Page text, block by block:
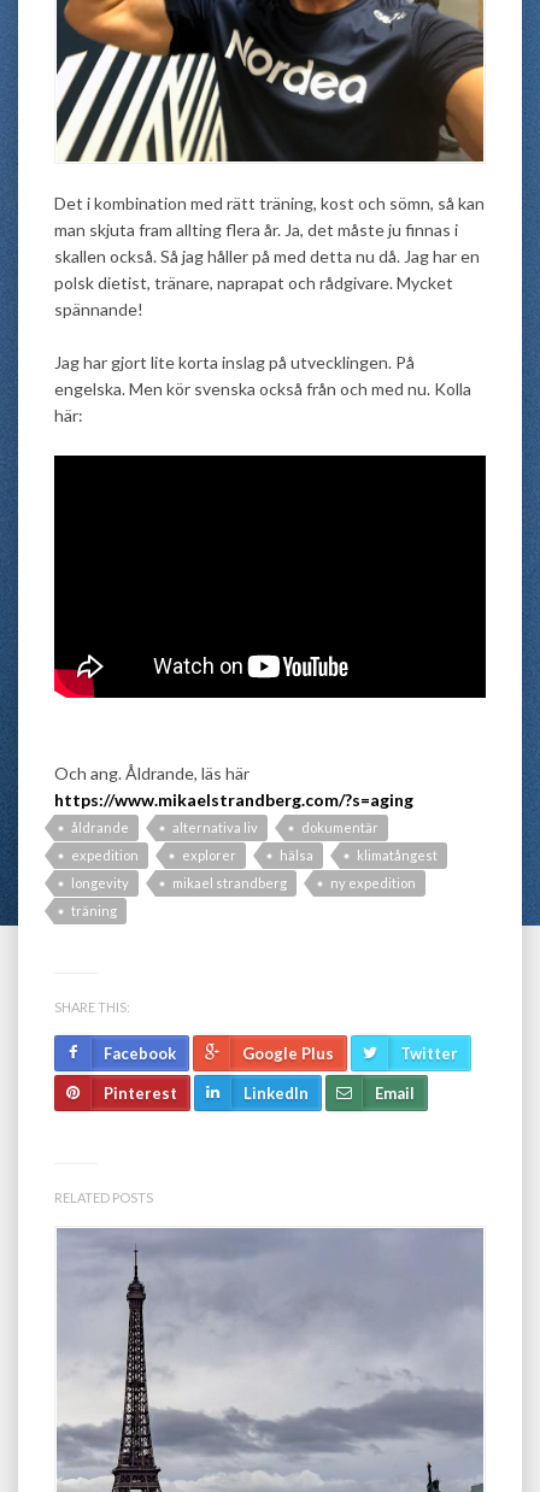
Det i kombination med rätt träning, kost och sömn, så kan
man skjuta fram allting flera år. Ja, det måste ju finnas i
skallen också. Så jag håller på med detta nu då. Jag har en
polsk dietist, tränare, naprapat och rådgivare. Mycket
spännande!
Jag har gjort lite korta inslag på utvecklingen. På
engelska. Men kör svenska också från och med nu. Kolla
här:
Och ang. Åldrande, läs här
https://www.mikaelstrandberg.com/?s=aging
åldrande alternativa liv
dokumentär
expedition
explorer hälsa
klimatångest
longevity
mikael strandberg
ny expedition
träning
SHARE THIS:
Facebook Google Plus Twitter
Pinterest LinkedIn Email
RELATED POSTS